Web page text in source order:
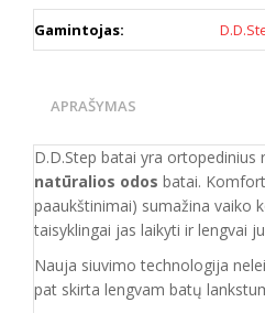
Gamintojas:
APRAŠYMAS
D.D.Step batai yra ortopedinius
natūralios odos batai.
paaukštinimai) sumažina vaiko
taisyklingai jas laikyti ir lengvai
Nauja siuvimo technologija
pat skirta lengvam batų